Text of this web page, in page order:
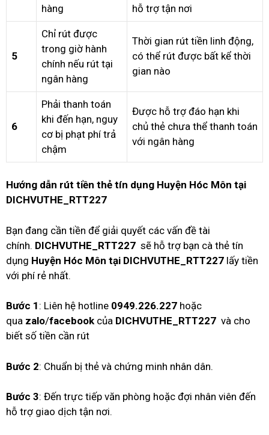
hàng
hỗ trợ tận nơi
5
Chỉ rút được
trong giờ hành
chính nếu rút tại
ngân hàng
Thời gian rút tiền linh động,
có thể rút được bất kể thời
gian nào
6
Phải thanh toán
khi đến hạn, nguy
cơ bị phạt phí trả
chậm
Được hỗ trợ đáo hạn khi
chủ thẻ chưa thể thanh toán
với ngân hàng
Hướng dẫn rút tiền thẻ tín dụng Huyện Hóc Môn tại
DICHVUTHE_RTT227
Bạn đang cần tiền để giải quyết các vấn đề tài
chính. DICHVUTHE_RTT227 sẽ hỗ trợ bạn cà thẻ tín
dụng Huyện Hóc Môn tại DICHVUTHE_RTT227 lấy tiền
với phí rẻ nhất.
Bước 1 : Liên hệ hotline 0949.226.227 hoặc
qua zalo/facebook của DICHVUTHE_RTT227 và cho
biết số tiền cần rút
Bước 2: Chuẩn bị thẻ và chứng minh nhân dân.
Bước 3: Đến trực tiếp văn phòng hoặc đợi nhân viên đến
hỗ trợ giao dịch tận nơi.